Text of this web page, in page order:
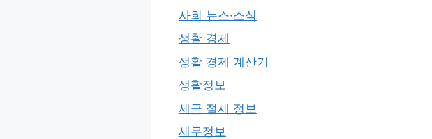
사회 뉴스·소식
생활 경제
생활 경제 계산기
생활정보
세금 절세 정보
세무정보